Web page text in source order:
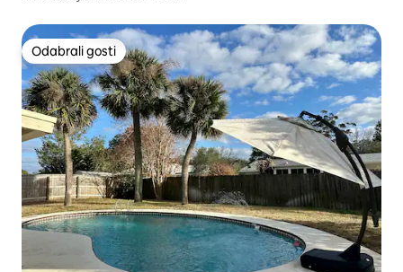
Odabrali gosti
Odabrali gosti